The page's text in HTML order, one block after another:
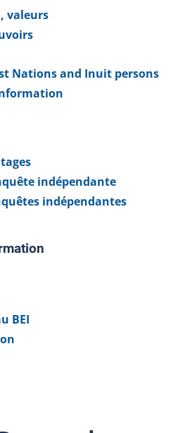
or while in the custody of
valeurs
Nations and Inuit persons
indépendante
indépendantes
BEI